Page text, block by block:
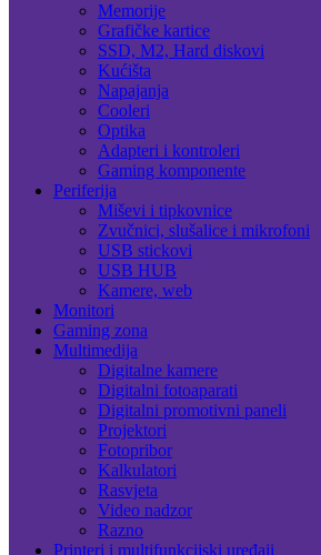
Memorije
Grafičke kartice
SSD, M2, Hard diskovi
Kućišta
Napajanja
Cooleri
Optika
Adapteri i kontroleri
Gaming komponente
Periferija
Miševi i tipkovnice
Zvučnici, slušalice i mikrofoni
USB stickovi
USB HUB
Kamere, web
Monitori
Gaming zona
Multimedija
Digitalne kamere
Digitalni fotoaparati
Digitalni promotivni paneli
Projektori
Fotopribor
Kalkulatori
Rasvjeta
Video nadzor
Razno
Printeri i multifunkcijski uređaji